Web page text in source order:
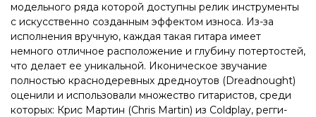
модельного ряда которой доступны релик инструменты
с искусственно созданным эффектом износа. Из-за
исполнения вручную, каждая такая гитара имеет
немного отличное расположение и глубину потертостей,
что делает ее уникальной. Иконическое звучание
полностью краснодеревных дредноутов (Dreadnought)
оценили и использовали множество гитаристов, среди
которых: Крис Мартин (Chris Martin) из Coldplay, регги-